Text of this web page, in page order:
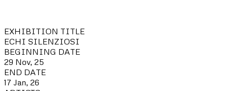
EXHIBITION TITLE
ECHI SILENZIOSI
BEGINNING DATE
29 Nov, 25
END DATE
17 Jan, 26